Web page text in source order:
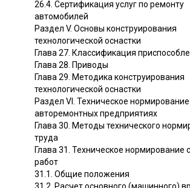
26.4. Сертификация услуг по ремонту
автомобилей
Раздел V. Основы конструирования
технологической оснастки
Глава 27. Классификация
Глава 28. Приводы
Глава 29. Методика конструирования
технологической оснастки
Раздел VI. Техническое
авторемонтных предприятиях
Глава 30. Методы технического
труда
Глава 31. Техническое нормирование
работ
31.1. Общие положения